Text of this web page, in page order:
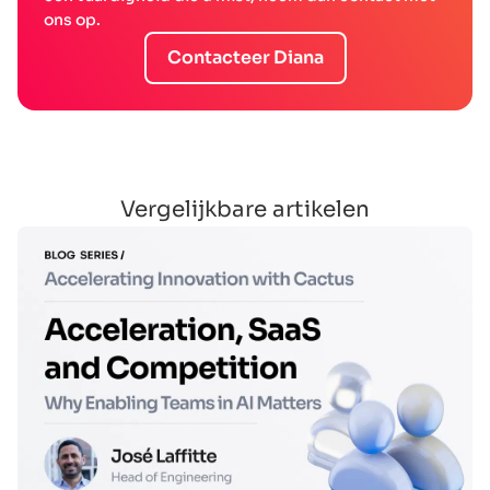
ons op.
Contacteer Diana
Vergelijkbare artikelen